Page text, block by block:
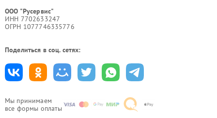
Мы принимаем
все формы оплаты
ООО "Русервис"
ИНН 7702633247
ОГРН 1077746335776
Поделиться в соц. сетях: